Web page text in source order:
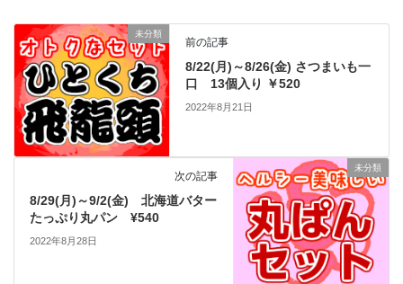
未分類
前の記事
8/22(月)～8/26(金) さつまいも一
口 13個入り ￥520
2022年8月21日
未分類
次の記事
8/29(月)～9/2(金) 北海道バター
たっぷり丸パン ¥540
2022年8月28日